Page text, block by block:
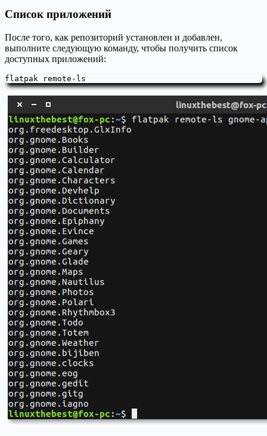
Список приложений
После того, как репозиторий установлен и добавлен,
выполните следующую команду, чтобы получить список
доступных приложений:
flatpak remote-ls